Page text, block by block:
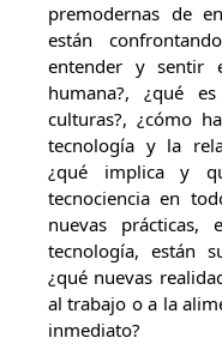
premodernas de
están
entender y sentir
humana?, ¿qué
culturas?, ¿cómo
tecnología y la
¿qué implica y
tecnociencia en
nuevas
tecnología, están
¿qué nuevas
al trabajo o a la
inmediato?